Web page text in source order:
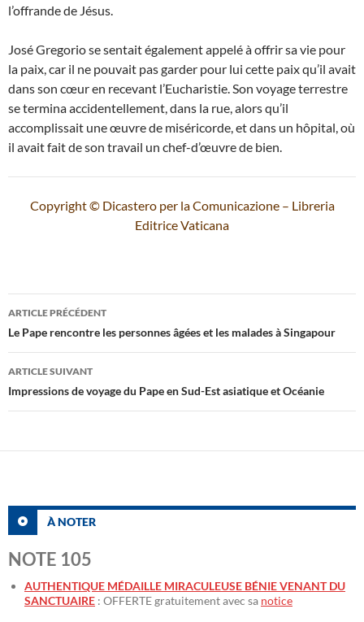
l’offrande de Jésus.
José Gregorio se sentait également appelé à offrir sa vie pour
la paix, car il ne pouvait pas garder pour lui cette paix qu’il avait
dans son cœur en recevant l’Eucharistie. Son voyage terrestre
se termina accidentellement, dans la rue, alors qu’il
accomplissait une œuvre de miséricorde, et dans un hôpital, où
il avait fait de son travail un chef-d’œuvre de bien.
Copyright © Dicastero per la Comunicazione – Libreria
Editrice Vaticana
Navigation
des
articles
ARTICLE PRÉCÉDENT
Le Pape rencontre les personnes âgées et les malades à Singapour
ARTICLE SUIVANT
Impressions de voyage du Pape en Sud-Est asiatique et Océanie
À NOTER
NOTE 105
AUTHENTIQUE MÉDAILLE MIRACULEUSE BÉNIE VENANT DU
SANCTUAIRE : OFFERTE gratuitement avec sa notice